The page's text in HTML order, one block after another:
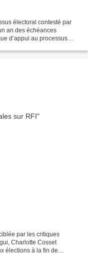
électoral contesté par
an des échéances
d’appui au processus
par les critiques
Charlotte Cosset
élections à la fin de